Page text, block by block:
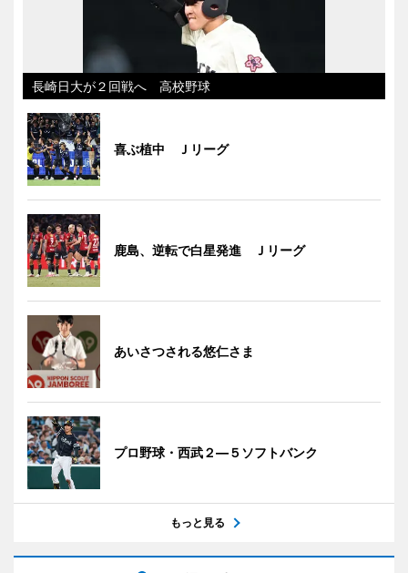
長崎日大が２回戦へ 高校野球
喜ぶ植中 Ｊリーグ
鹿島、逆転で白星発進 Ｊリーグ
あいさつされる悠仁さま
プロ野球・西武２―５ソフトバンク
もっと見る